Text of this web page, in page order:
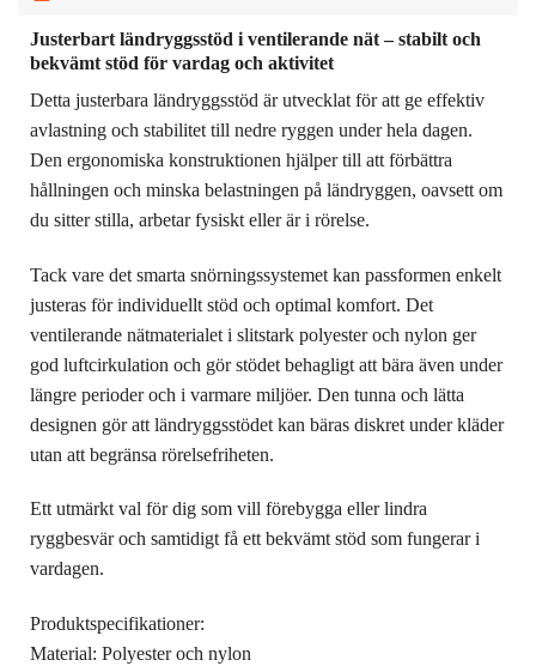
Justerbart ländryggsstöd i ventilerande nät – stabilt och
bekvämt stöd för vardag och aktivitet
Detta justerbara ländryggsstöd är utvecklat för att ge effektiv
avlastning och stabilitet till nedre ryggen under hela dagen.
Den ergonomiska konstruktionen hjälper till att förbättra
hållningen och minska belastningen på ländryggen, oavsett om
du sitter stilla, arbetar fysiskt eller är i rörelse.
Tack vare det smarta snörningssystemet kan passformen enkelt
justeras för individuellt stöd och optimal komfort. Det
ventilerande nätmaterialet i slitstark polyester och nylon ger
god luftcirkulation och gör stödet behagligt att bära även under
längre perioder och i varmare miljöer. Den tunna och lätta
designen gör att ländryggsstödet kan bäras diskret under kläder
utan att begränsa rörelsefriheten.
Ett utmärkt val för dig som vill förebygga eller lindra
ryggbesvär och samtidigt få ett bekvämt stöd som fungerar i
vardagen.
Produktspecifikationer:
Material: Polyester och nylon